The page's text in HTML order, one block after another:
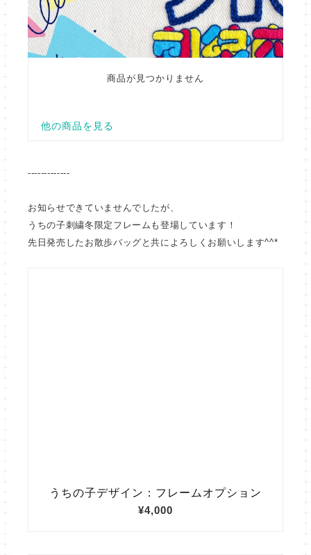
-------------
お知らせできていませんでしたが、
うちの子刺繍冬限定フレームも登場しています！
先日発売したお散歩バッグと共によろしくお願いします^^*